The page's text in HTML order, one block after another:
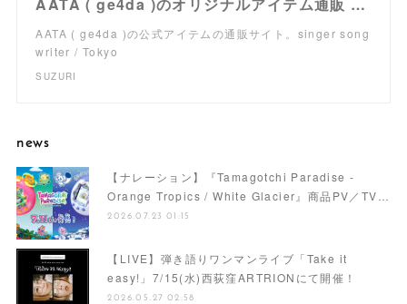
AATA ( ge4da )の公式アイテムの通販サイト。singer song
writer / Tokyo
SUZURI
news
【ナレーション】『Tamagotchi Paradise -
Orange Tropics / White Glacier』商品PV／TV…
2026.07.23 01:15
【LIVE】弾き語りワンマンライブ「Take it
easy!」7/15(水)西荻窪ARTRIONにて開催！
2026.05.27 02:58